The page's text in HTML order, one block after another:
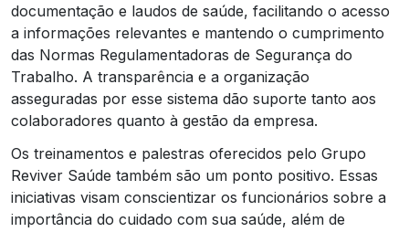
documentação e laudos de saúde, facilitando o acesso
a informações relevantes e mantendo o cumprimento
das Normas Regulamentadoras de Segurança do
Trabalho. A transparência e a organização
asseguradas por esse sistema dão suporte tanto aos
colaboradores quanto à gestão da empresa.
Os treinamentos e palestras oferecidos pelo Grupo
Reviver Saúde também são um ponto positivo. Essas
iniciativas visam conscientizar os funcionários sobre a
importância do cuidado com sua saúde, além de